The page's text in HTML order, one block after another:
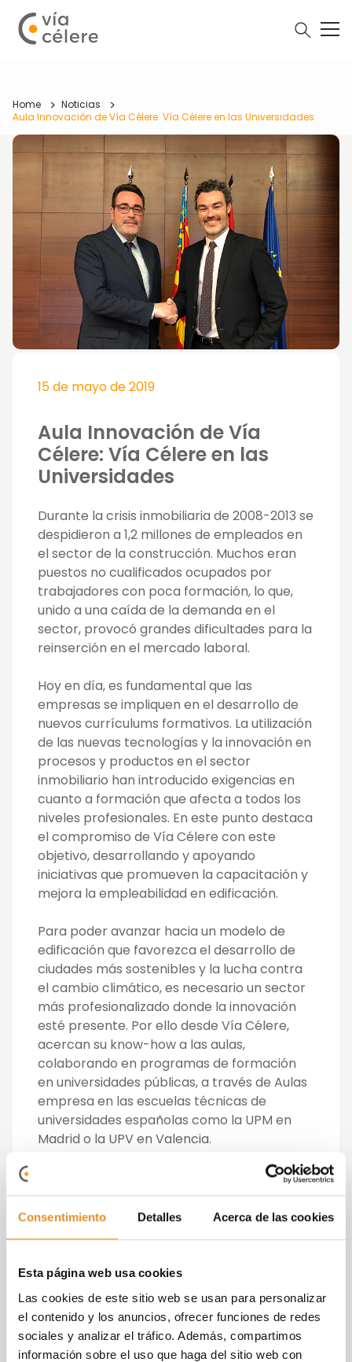
Consentimiento Detalles Acerca de las cookies
Esta página web usa cookies
Las cookies de este sitio web se usan para personalizar
el contenido y los anuncios, ofrecer funciones de redes
sociales y analizar el tráfico. Además, compartimos
información sobre el uso que haga del sitio web con
Home
Noticias
Aula Innovación de Vía Célere: Vía Célere en las Universidades
15 de mayo de 2019
Aula Innovación de Vía
Célere: Vía Célere en las
Universidades
Durante la crisis inmobiliaria de 2008-2013 se
despidieron a 1,2 millones de empleados en
el sector de la construcción. Muchos eran
puestos no cualificados ocupados por
trabajadores con poca formación, lo que,
unido a una caída de la demanda en el
sector, provocó grandes dificultades para la
reinserción en el mercado laboral.
Hoy en día, es fundamental que las
empresas se impliquen en el desarrollo de
nuevos currículums formativos. La utilización
de las nuevas tecnologías y la innovación en
procesos y productos en el sector
inmobiliario han introducido exigencias en
cuanto a formación que afecta a todos los
niveles profesionales. En este punto destaca
el compromiso de Vía Célere con este
objetivo, desarrollando y apoyando
iniciativas que promueven la capacitación y
mejora la empleabilidad en edificación.
Para poder avanzar hacia un modelo de
edificación que favorezca el desarrollo de
ciudades más sostenibles y la lucha contra
el cambio climático, es necesario un sector
más profesionalizado donde la innovación
esté presente. Por ello desde Vía Célere,
acercan su know-how a las aulas,
colaborando en programas de formación
en universidades públicas, a través de Aulas
empresa en las escuelas técnicas de
universidades españolas como la UPM en
Madrid o la UPV en Valencia.
La relación Universidad- Empresa para Vía
Célere es absolutamente necesaria para
dar un punto de vista desde la empresa
profesional tiene que tener en el sector,
para lo que se han desarrollado dos
formaciones complementarios: el desarrollo
del Aula Empresa en BIM y un Aula enfocada
en la industrialización.